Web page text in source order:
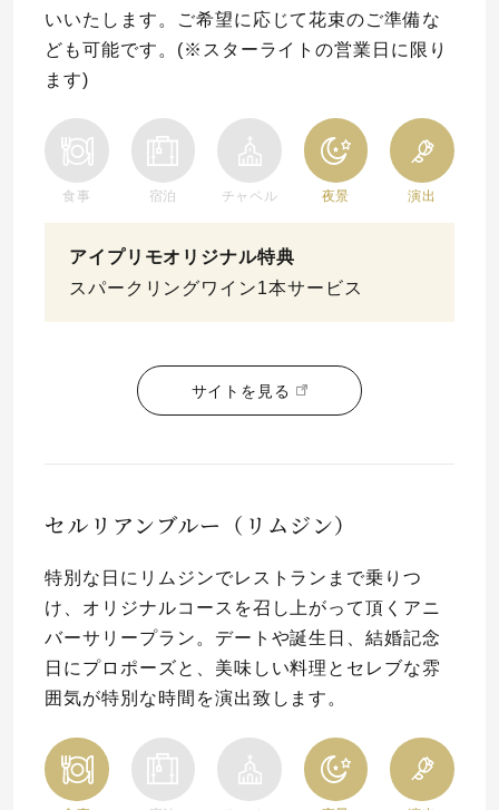
いいたします。ご希望に応じて花束のご準備な
ども可能です。(※スターライトの営業日に限り
ます)
食事 宿泊 チャペル 夜景 演出
アイプリモオリジナル特典
スパークリングワイン1本サービス
サイトを見る
セルリアンブルー（リムジン）
特別な日にリムジンでレストランまで乗りつ
け、オリジナルコースを召し上がって頂くアニ
バーサリープラン。デートや誕生日、結婚記念
日にプロポーズと、美味しい料理とセレブな雰
囲気が特別な時間を演出致します。
言葉
エピソード